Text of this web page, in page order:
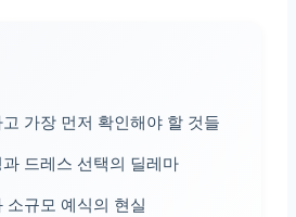
가장 먼저 확인해야 할 것들
드레스 선택의 딜레마
소규모 예식의 현실